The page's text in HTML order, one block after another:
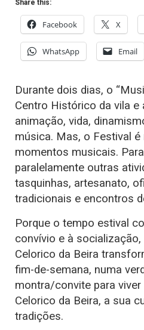
Share this:
Facebook X
WhatsApp Email
Durante dois dias, o
Centro Histórico da vila
animação, vida,
música. Mas, o Festival
momentos musicais.
paralelamente outras
tasquinhas, artesanato,
tradicionais e encontros
Porque o tempo estival
convívio e à
Celorico da Beira
fim-de-semana, numa
montra/convite para viver
Celorico da Beira, a sua
tradições.